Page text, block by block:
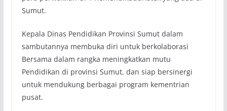
Sumut.
Kepala Dinas Pendidikan Provinsi Sumut dalam
sambutannya membuka diri untuk berkolaborasi
Bersama dalam rangka meningkatkan mutu
Pendidikan di provinsi Sumut, dan siap bersinergi
untuk mendukung berbagai program kementrian
pusat.